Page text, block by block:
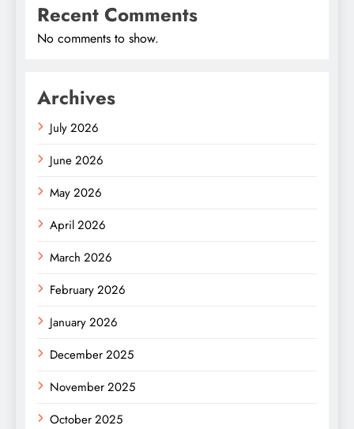
Recent Comments
No comments to show.
Archives
July 2026
June 2026
May 2026
April 2026
March 2026
February 2026
January 2026
December 2025
November 2025
October 2025